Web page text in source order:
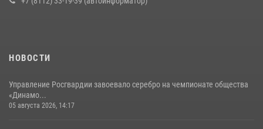
23 июля 2026, 13:19
НОВОСТИ
Управление Росгвардии завоевало серебро на чемпионате общества
«Динамо...
05 августа 2026, 14:17